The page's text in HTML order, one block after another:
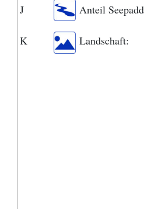
J Anteil
K
Landschaft: